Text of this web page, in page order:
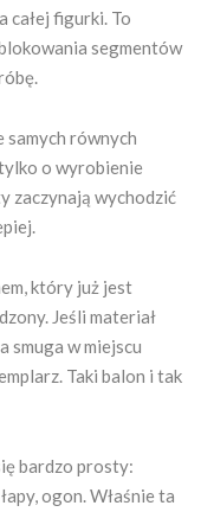
całej figurki. To
segmentów
samych równych
o wyrobienie
zaczynają wychodzić
który już jest
Jeśli materiał
smuga w miejscu
Taki balon i tak
bardzo prosty:
ogon. Właśnie ta